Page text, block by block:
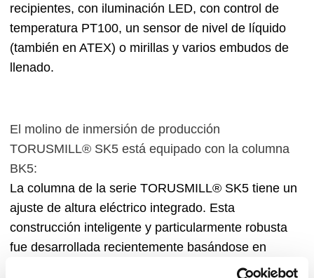
recipientes, con iluminación LED, con control de
temperatura PT100, un sensor de nivel de líquido
(también en ATEX) o mirillas y varios embudos de
llenado.
El molino de inmersión de producción
TORUSMILL® SK5 está equipado con la columna
BK5:
La columna de la serie TORUSMILL® SK5 tiene un
ajuste de altura eléctrico integrado. Esta
construcción inteligente y particularmente robusta
fue desarrollada recientemente basándose en
aspectos puramente funcionales y económicos y